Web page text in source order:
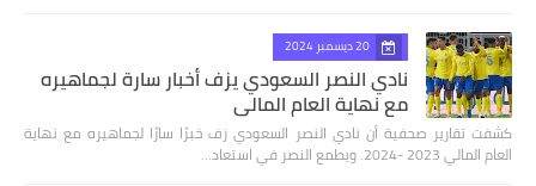
20 ديسمبر 2024
نادي النصر السعودي يزف أخبار سارة لجماهيره
مع نهاية العام المالي
كشفت تقارير صحفية أن نادي النصر السعودي زف خبرًا سارًا لجماهيره مع نهاية
العام المالي 2023 -2024. ويطمع النصر في استعاد…